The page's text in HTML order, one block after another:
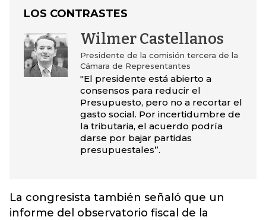
LOS CONTRASTES
Wilmer Castellanos
Presidente de la comisión tercera de la
Cámara de Representantes
"El presidente está abierto a
consensos para reducir el
Presupuesto, pero no a recortar el
gasto social. Por incertidumbre de
la tributaria, el acuerdo podría
darse por bajar partidas
presupuestales”.
La congresista también señaló que un
informe del observatorio fiscal de la